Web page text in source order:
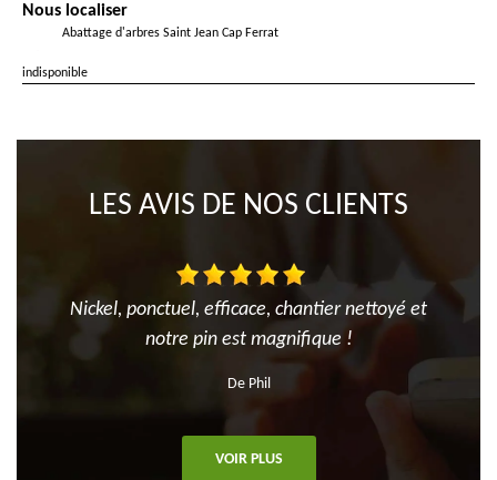
Nous localiser
Abattage d'arbres Saint Jean Cap Ferrat
indisponible
LES AVIS DE NOS CLIENTS
Nickel, ponctuel, efficace, chantier nettoyé et
notre pin est magnifique !
De Phil
VOIR PLUS